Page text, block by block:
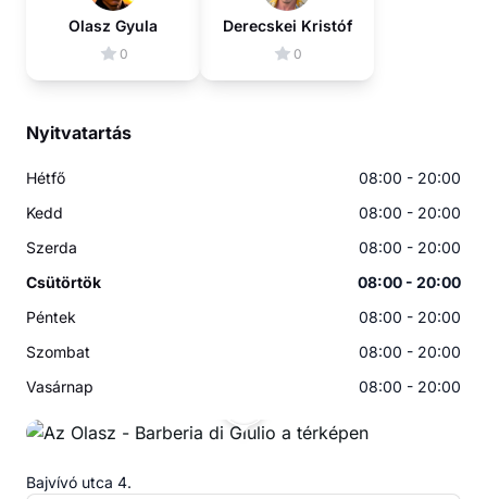
Olasz Gyula
0
Derecskei Kristóf
0
Nyitvatartás
Hétfő
08:00 - 20:00
Kedd
08:00 - 20:00
Szerda
08:00 - 20:00
Csütörtök
08:00 - 20:00
Péntek
08:00 - 20:00
Szombat
08:00 - 20:00
Vasárnap
08:00 - 20:00
Bajvívó utca 4.